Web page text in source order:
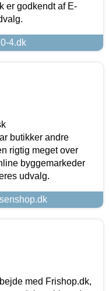
er godkendt af E-
4.dk
butikker andre
rigtig meget over
byggemarkeder
udvalg.
med Frishop.dk,